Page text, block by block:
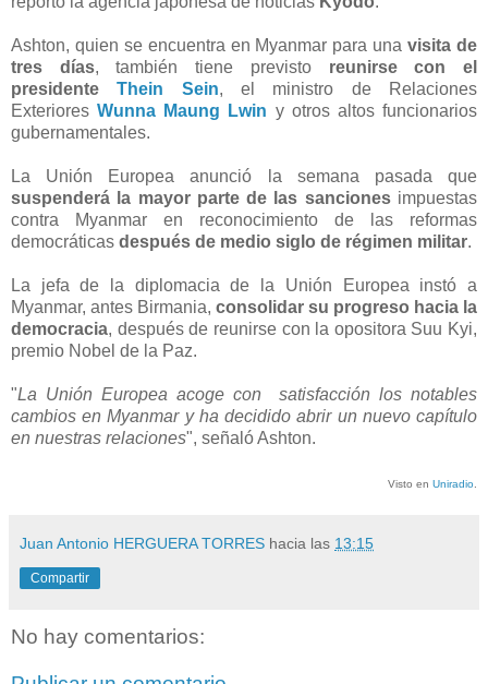
Ashton, quien se encuentra en Myanmar para unavisita de
tres días, también tiene previsto reunirse con el
presidenteThein Sein, el ministro de Relaciones
ExterioresWunna Maung Lwin y otros altos funcionarios
gubernamentales.
La Unión Europea anunció la semana pasada que
suspenderá la mayor parte de las sancionesimpuestas
contra Myanmar en reconocimiento de las reformas
democráticas después de medio siglo de régimen militar.
La jefa de la diplomacia de la Unión Europea instó a
Myanmar, antes Birmania, consolidar su progreso hacia la
democracia, después de reunirse con la opositora Suu Kyi,
premio Nobel de la Paz.
"La Unión Europea acoge con satisfacción los notables
cambios en Myanmar y ha decidido abrir un nuevo capítulo
en nuestras relaciones", señaló Ashton.
Visto en Uniradio
Juan Antonio HERGUERA TORRES hacia las 13:15
Compartir
No hay comentarios: